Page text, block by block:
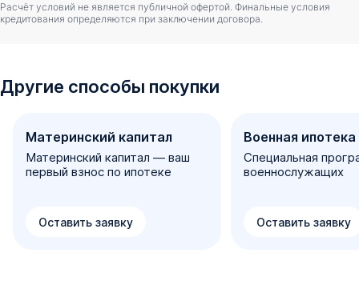
Расчёт условий не является публичной офертой. Финальные условия
кредитования определяются при заключении договора.
Другие способы покупки
Материнский капитал
Материнский капитал — ваш
первый взнос по ипотеке
Оставить заявку
Военная ипотека
Специальная
военнослужащих
Оставить заявку